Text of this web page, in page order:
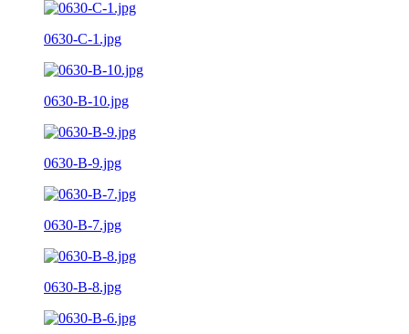
0630-C-1.jpg
0630-B-10.jpg
0630-B-9.jpg
0630-B-7.jpg
0630-B-8.jpg